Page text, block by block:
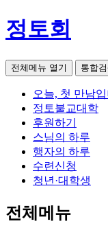
정토회
전체메뉴 열기 통합
오늘, 첫 만남
정토불교대학
후원하기
스님의 하루
행자의 하루
수련신청
청년·대학생
전체메뉴